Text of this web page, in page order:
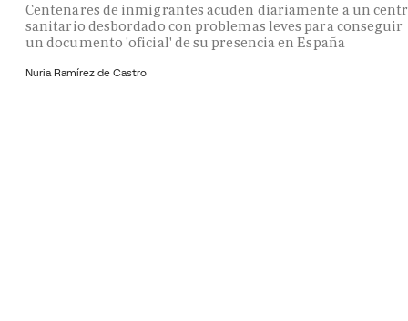
Centenares de inmigrantes acuden diariamente a un
sanitario desbordado con problemas leves para conseguir
un documento 'oficial' de su presencia en España
Nuria Ramírez de Castro